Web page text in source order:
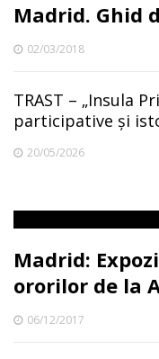
Madrid. Ghid
02/03/2018
TRAST – „Insula
participative și
20/05/2026
Madrid:
ororilor de la
06/12/2017